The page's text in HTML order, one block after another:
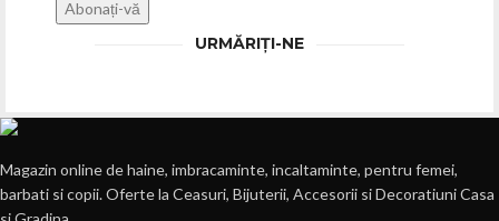
URMĂRIȚI-NE
Magazin online de haine, imbracaminte, incaltaminte, pentru femei,
barbati si copii. Oferte la Ceasuri, Bijuterii, Accesorii si Decoratiuni Casa